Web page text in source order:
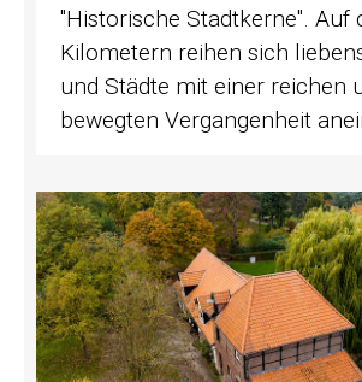
"Historische Stadtkerne". Auf
Kilometern reihen sich
und Städte mit einer reichen
bewegten Vergangenheit